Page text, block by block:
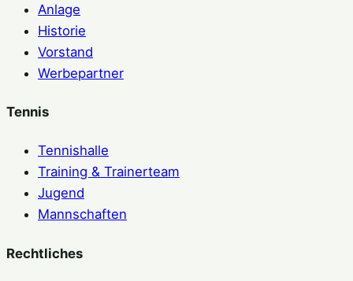
Anlage
Historie
Vorstand
Werbepartner
Tennis
Tennishalle
Training & Trainerteam
Jugend
Mannschaften
Rechtliches